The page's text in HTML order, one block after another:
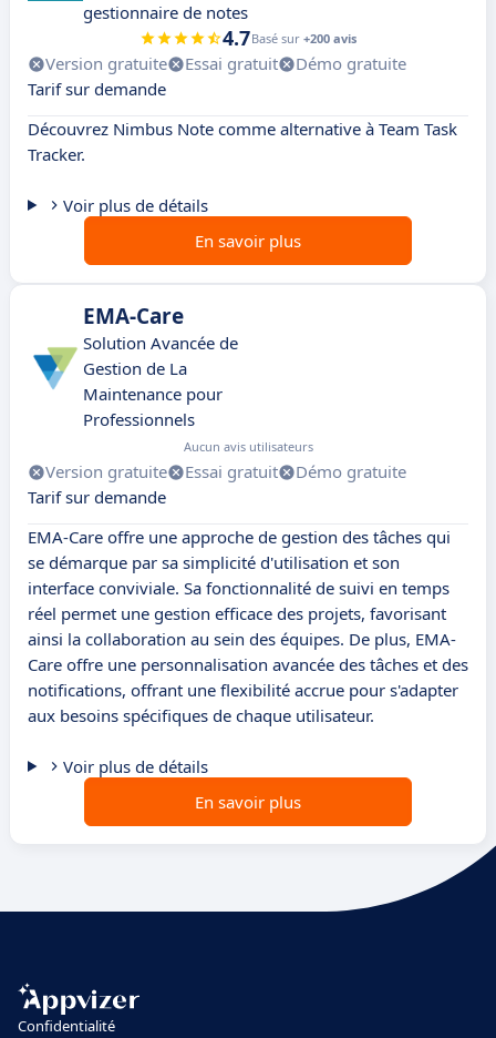
gestionnaire de notes
4.7Basé sur +200 avis
Version gratuite Essai gratuit
Démo gratuite
Tarif sur demande
Découvrez Nimbus Note comme alternative à Team Task
Tracker.
Voir plus de détails
En savoir plus
EMA-Care
Solution Avancée de
Gestion de La
Maintenance pour
Professionnels
Aucun avis utilisateurs
Version gratuite Essai gratuit
Démo gratuite
Tarif sur demande
EMA-Care offre une approche de gestion des tâches qui
se démarque par sa simplicité d'utilisation et son
interface conviviale. Sa fonctionnalité de suivi en temps
réel permet une gestion efficace des projets, favorisant
ainsi la collaboration au sein des équipes. De plus, EMA-
Care offre une personnalisation avancée des tâches et des
notifications, offrant une flexibilité accrue pour s'adapter
aux besoins spécifiques de chaque utilisateur.
Voir plus de détails
En savoir plus
Confidentialité